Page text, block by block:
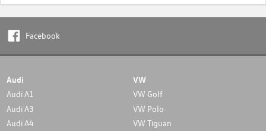
Facebook
Audi
Audi A1
Audi A3
Audi A4
VW
VW Golf
VW Polo
VW Tiguan